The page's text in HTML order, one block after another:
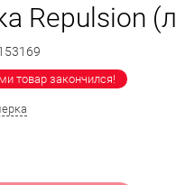
Repulsion
товар закончился!